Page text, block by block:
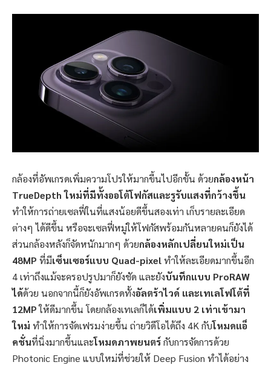
กล้องที่อัพเกรดเพิ่มความโปรให้มากขี้นไปอีกขั้น ด้วยกล้องหน้า
TrueDepth ใหม่ที่มีทั้งออโต้โฟกัสและรูรับแสงที่กว้างขึ้น
ทำให้การถ่ายเซลฟี่ในที่แสงน้อยดีขึ้นสองเท่า เก็บรายละเอียด
ต่างๆ ได้ดีขึ้น หรือจะเซลฟี่หมู่ให้โฟกัสพร้อมกันหลายคนก็ยังได้
ส่วนกล้องหลังก็จัดหนักมากๆ ด้วยกล้องหลักเปลี่ยนใหม่เป็น
48MP ที่มีเซ็นเซอร์แบบ Quad-pixelทำให้ละเอียดมากขึ้นอีก
4 เท่าถึงแม้จะครอปรูปมาก็ยังชัด และยังบันทึกแบบ ProRAW
ได้ด้วย นอกจากนี้ก็ยังอัพเกรดทั้งอัลตร้าไวด์ และเทเลโฟโต้ที่
12MPให้ดีมากขึ้น โดยกล้องเทเลก็ได้เพิ่มแบบ 2 เท่าเข้ามา
ใหม่ ทำให้การจัดเฟรมง่ายขึ้น ถ่ายวิดีโอได้ถึง 4K กับโหมดแอ็
คชั่นที่นิ่งมากขึ้นและโหมดภาพยนตร์กับการจัดการด้วย
Photonic Engine แบบใหม่ที่ช่วยให้ Deep Fusion ทำได้อย่าง